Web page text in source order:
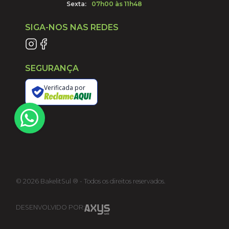
Sexta: 07h00 às 11h48
SIGA-NOS NAS REDES
SEGURANÇA
Verificada por
© 2026BakelitSul ® - Todos os direitos reservados.
DESENVOLVIDO POR: